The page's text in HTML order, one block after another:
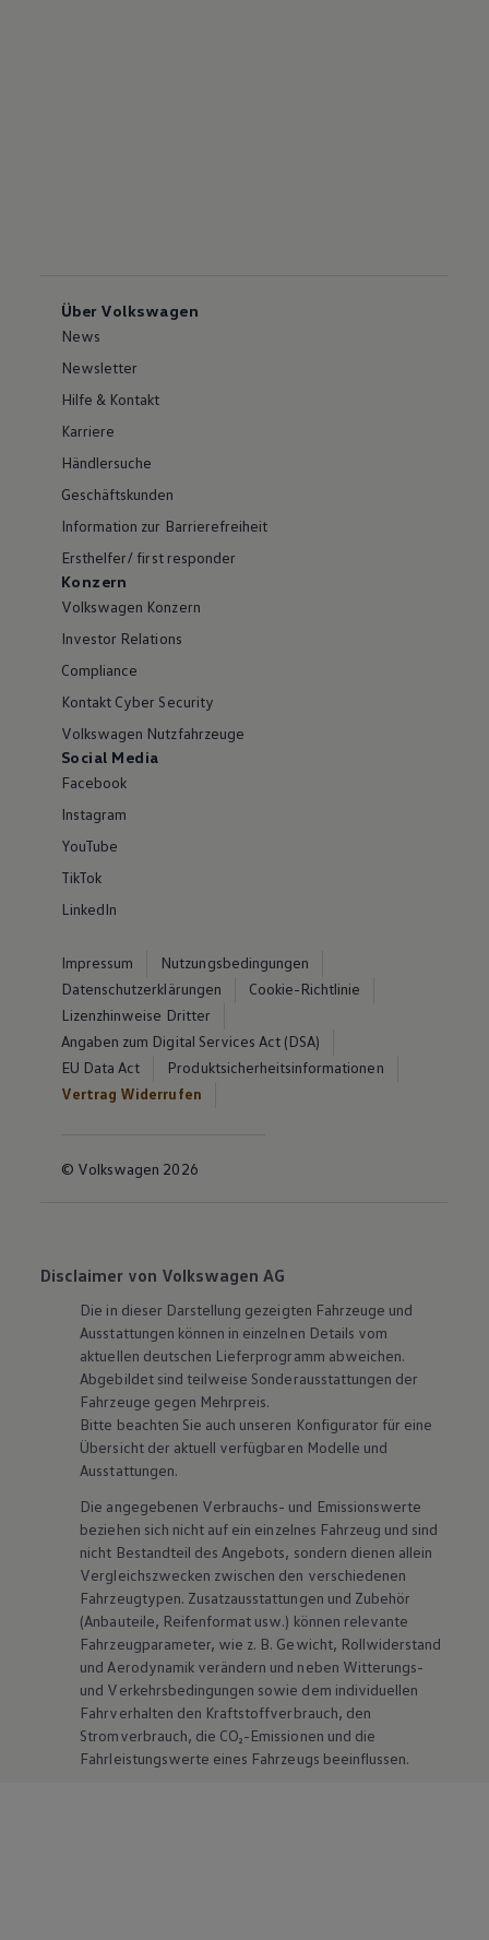
Über Volkswagen
News
Newsletter
Hilfe & Kontakt
Karriere
Händlersuche
Geschäftskunden
Information zur Barrierefreiheit
Ersthelfer/ first responder
Konzern
Volkswagen Konzern
Investor Relations
Compliance
Kontakt Cyber Security
Volkswagen Nutzfahrzeuge
Social Media
Facebook
Instagram
YouTube
TikTok
LinkedIn
Impressum
Nutzungsbedingungen
Datenschutzerklärungen
Cookie-Richtlinie
Lizenzhinweise Dritter
Angaben zum Digital Services Act (DSA)
EU Data Act
Produktsicherheitsinformationen
Vertrag Widerrufen
© Volkswagen 2026
Disclaimer von Volkswagen AG
Die in dieser Darstellung gezeigten Fahrzeuge und
Ausstattungen können in einzelnen Details vom
aktuellen deutschen Lieferprogramm abweichen.
Abgebildet sind teilweise Sonderausstattungen der
Fahrzeuge gegen Mehrpreis.
Bitte beachten Sie auch unseren Konfigurator für eine
Übersicht der aktuell verfügbaren Modelle und
Ausstattungen.
Die angegebenen Verbrauchs- und Emissionswerte
beziehen sich nicht auf ein einzelnes Fahrzeug und sind
nicht Bestandteil des Angebots, sondern dienen allein
Vergleichszwecken zwischen den verschiedenen
Fahrzeugtypen. Zusatzausstattungen und Zubehör
(Anbauteile, Reifenformat usw.) können relevante
Fahrzeugparameter, wie z. B. Gewicht, Rollwiderstand
und Aerodynamik verändern und neben Witterungs-
und Verkehrsbedingungen sowie dem individuellen
Fahrverhalten den Kraftstoffverbrauch, den
Stromverbrauch, die CO₂-Emissionen und die
Fahrleistungswerte eines Fahrzeugs beeinflussen.